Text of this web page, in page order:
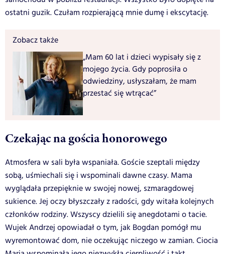
ostatni guzik. Czułam rozpierającą mnie dumę i ekscytację.
Zobacz także
„Mam 60 lat i dzieci wypisały się z
mojego życia. Gdy poprosiła o
odwiedziny, usłyszałam, że mam
przestać się wtrącać”
Czekając na gościa honorowego
Atmosfera w sali była wspaniała. Goście szeptali między
sobą, uśmiechali się i wspominali dawne czasy. Mama
wyglądała przepięknie w swojej nowej, szmaragdowej
sukience. Jej oczy błyszczały z radości, gdy witała kolejnych
członków rodziny. Wszyscy dzielili się anegdotami o tacie.
Wujek Andrzej opowiadał o tym, jak Bogdan pomógł mu
wyremontować dom, nie oczekując niczego w zamian. Ciocia